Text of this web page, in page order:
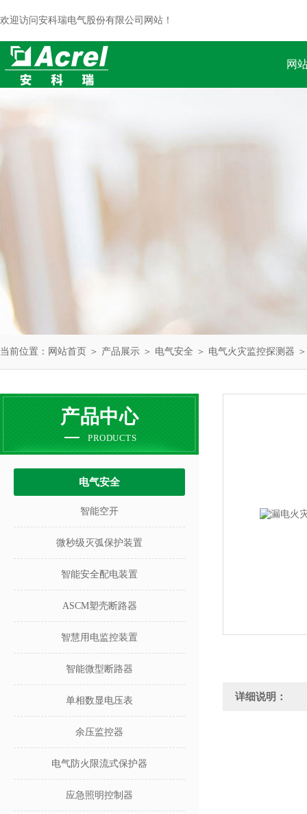
欢迎访问安科瑞电气股份有限公司网站！
网
当前位置： 网站首页 ＞ 产品展示 ＞ 电气安全 ＞ 电气火灾监控探测器
产品中心
PRODUCTS
电气安全
智能空开
微秒级灭弧保护装置
智能安全配电装置
ASCM塑壳断路器
智慧用电监控装置
智能微型断路器
单相数显电压表
余压监控器
电气防火限流式保护器
应急照明控制器
详细说明：